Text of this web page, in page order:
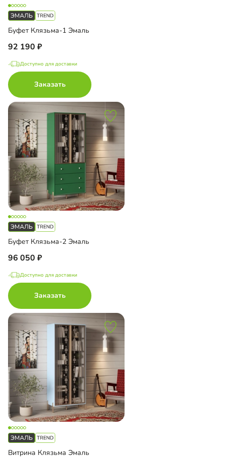
Буфет Клязьма-1 Эмаль
92 190
Доступно для доставки
Заказать
Буфет Клязьма-2 Эмаль
96 050
Доступно для доставки
Заказать
Витрина Клязьма Эмаль